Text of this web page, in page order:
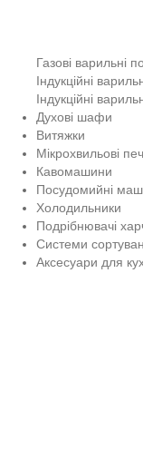
Газові варильні
Індукційні
Індукційні
Духові шафи
Витяжки
Мікрохвильові
Кавомашини
Посудомийні
Холодильники
Подрібнювачі
Системи
Аксесуари для